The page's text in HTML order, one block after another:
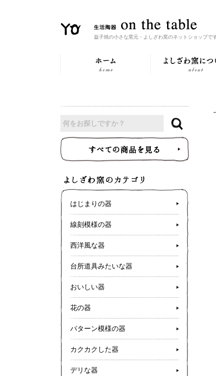
益子焼の小さな窯元・よしざわ窯のネットショップで
はじまりの器
線刻模様の器
西洋風な器
台所道具みたいな器
おいしい器
花の器
パターン模様の器
カクカクした器
デリな器